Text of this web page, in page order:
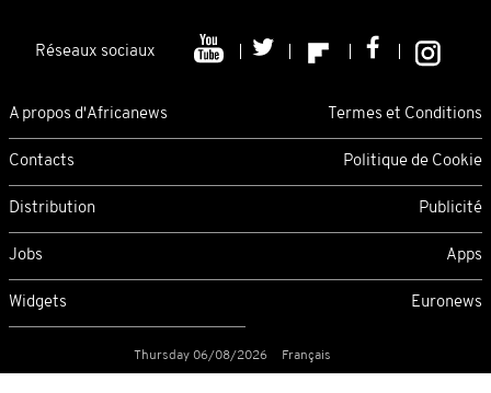
Réseaux sociaux
A propos d'Africanews Termes et Conditions
Contacts Politique de Cookie
Distribution Publicité
Jobs Apps
Widgets Euronews
Thursday 06/08/2026